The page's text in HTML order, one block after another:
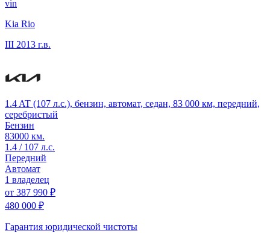
vin
Kia Rio
III 2013 г.в.
1.4 AT (107 л.с.), бензин, автомат, седан, 83 000 км, передний,
серебристый
Бензин
83000 км.
1.4 / 107 л.с.
Передний
Автомат
1 владелец
от 387 990 ₽
480 000 ₽
Гарантия юридической чистоты